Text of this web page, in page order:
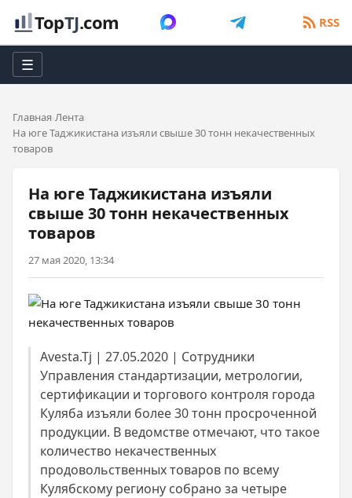
TopTJ.com RSS
☰
Главная Лента
На юге Таджикистана изъяли свыше 30 тонн некачественных
товаров
На юге Таджикистана изъяли
свыше 30 тонн некачественных
товаров
27 мая 2020, 13:34
Avesta.Tj | 27.05.2020 | Сотрудники
Управления стандартизации, метрологии,
сертификации и торгового контроля города
Куляба изъяли более 30 тонн просроченной
продукции. В ведомстве отмечают, что такое
количество некачественных
продовольственных товаров по всему
Кулябскому региону собрано за четыре